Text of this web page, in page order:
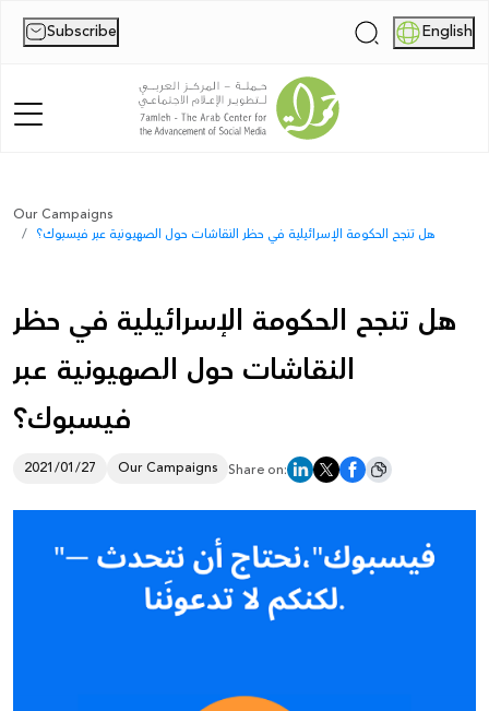
Subscribe | English
Home
Publications
Reports
Palestine Digital Activism Forum
Donate
Our Campaigns
هل تنجح الحكومة الإسرائيلية في حظر النقاشات حول الصهيونية عبر فيسبوك؟
هل تنجح الحكومة الإسرائيلية في حظر
النقاشات حول الصهيونية عبر
فيسبوك؟
2021/01/27 Our Campaigns Share on: